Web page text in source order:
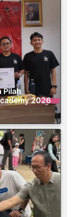
Pilah
2026